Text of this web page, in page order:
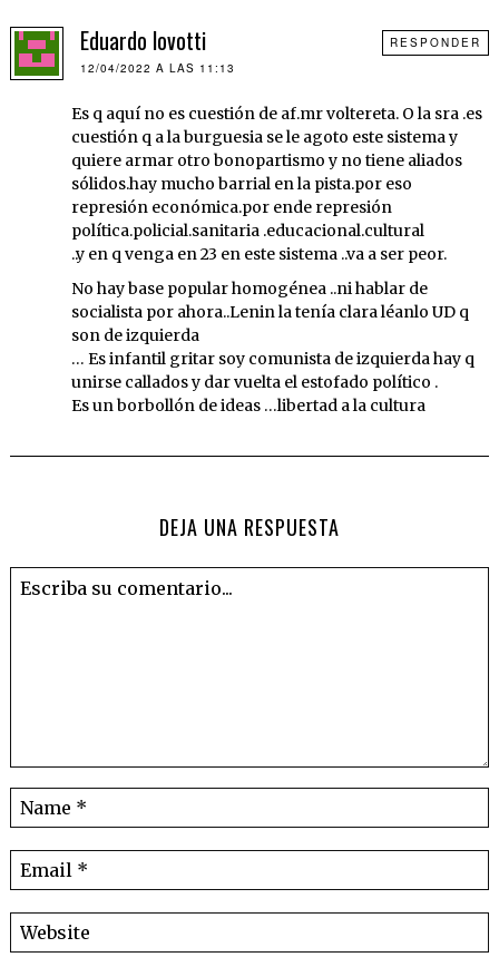
Eduardo lovotti
12/04/2022 A LAS 11:13
Es q aquí no es cuestión de af.mr voltereta. O la sra .es
cuestión q a la burguesia se le agoto este sistema y
quiere armar otro bonopartismo y no tiene aliados
sólidos.hay mucho barrial en la pista.por eso
represión económica.por ende represión
política.policial.sanitaria .educacional.cultural
..y en q venga en 23 en este sistema ..va a ser peor.
No hay base popular homogénea ..ni hablar de
socialista por ahora..Lenin la tenía clara léanlo UD q
son de izquierda
… Es infantil gritar soy comunista de izquierda hay q
unirse callados y dar vuelta el estofado político .
Es un borbollón de ideas …libertad a la cultura
RESPONDER
DEJA UNA RESPUESTA